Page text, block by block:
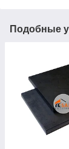
Подобные